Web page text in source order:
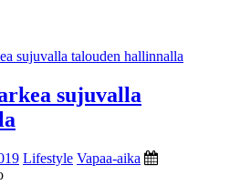
sujuvalla
Lifestyle Vapaa-aika